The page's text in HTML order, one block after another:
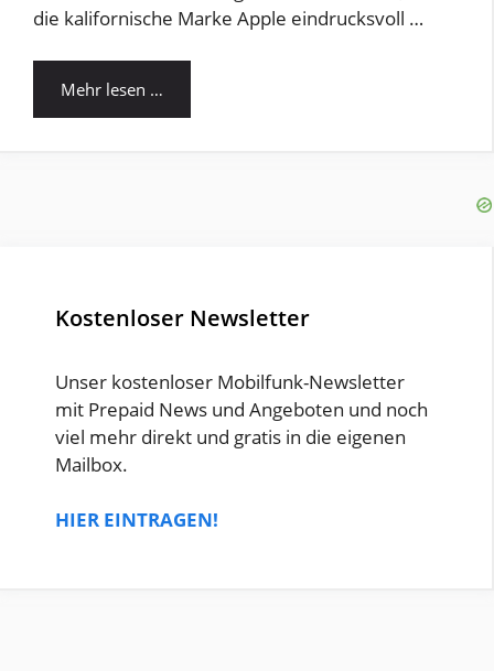
die kalifornische Marke Apple eindrucksvoll …
Mehr lesen …
Kostenloser Newsletter
Unser kostenloser Mobilfunk-Newsletter
mit Prepaid News und Angeboten und noch
viel mehr direkt und gratis in die eigenen
Mailbox.
HIER EINTRAGEN!